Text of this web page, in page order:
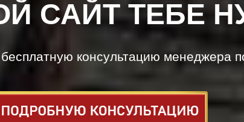
САЙТ ТЕБЕ
консультацию менеджера